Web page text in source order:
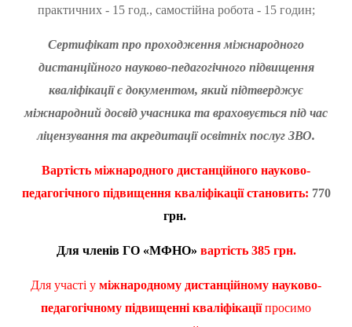
практичних - 15 год., самостійна робота - 15 годин;
Сертифікат про проходження міжнародного
дистанційного науково-педагогічного підвищення
кваліфікації є документом, який підтверджує
міжнародний досвід учасника та враховується під час
ліцензування та акредитації освітніх послуг ЗВО.
Вартість міжнародного дистанційного науково-
педагогічного підвищення кваліфікації становить: 770
грн.
Для членів ГО «МФНО» вартість 385 грн.
Для участі у міжнародному дистанційному науково-
педагогічному підвищенні кваліфікаціїпросимо